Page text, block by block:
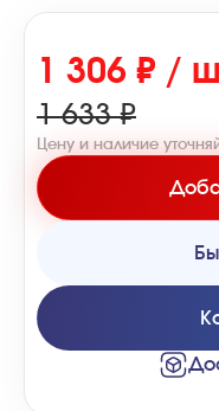
1 306 ₽ /
1 633 ₽
Цену и наличие